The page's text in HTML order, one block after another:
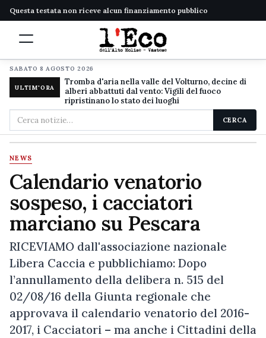
Questa testata non riceve alcun finanziamento pubblico
SABATO 8 AGOSTO 2026
ULTIM'ORA
Tromba d'aria nella valle del Volturno, decine di
alberi abbattuti dal vento: Vigili del fuoco
ripristinano lo stato dei luoghi
Cerca
nel
sito
CERCA
NEWS
Calendario venatorio
sospeso, i cacciatori
marciano su Pescara
RICEVIAMO dall'associazione nazionale
Libera Caccia e pubblichiamo: Dopo
l’annullamento della delibera n. 515 del
02/08/16 della Giunta regionale che
approvava il calendario venatorio del 2016-
2017, i Cacciatori – ma anche i Cittadini della